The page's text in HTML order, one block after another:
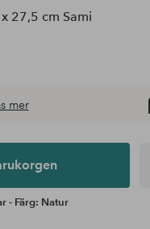
27,5 cm Sami
mer
- Färg: Natur